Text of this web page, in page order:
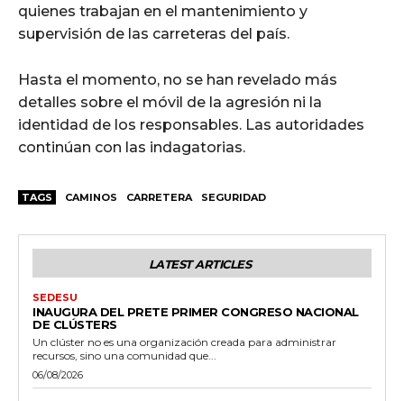
quienes trabajan en el mantenimiento y
supervisión de las carreteras del país.
Hasta el momento, no se han revelado más
detalles sobre el móvil de la agresión ni la
identidad de los responsables. Las autoridades
continúan con las indagatorias.
TAGS CAMINOS CARRETERA SEGURIDAD
LATEST ARTICLES
SEDESU
INAUGURA DEL PRETE PRIMER CONGRESO NACIONAL
DE CLÚSTERS
Un clúster no es una organización creada para administrar
recursos, sino una comunidad que...
06/08/2026